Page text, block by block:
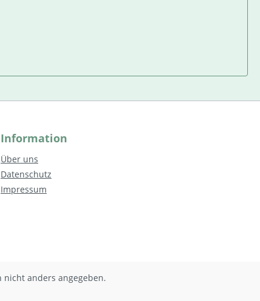
Information
Über uns
Datenschutz
Impressum
anders angegeben.